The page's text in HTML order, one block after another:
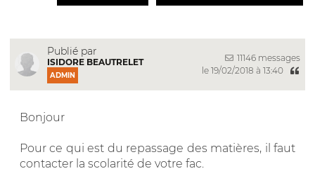
Publié par
ISIDORE BEAUTRELET
ADMIN
11146 messages
le 19/02/2018 à 13:40
Bonjour
Pour ce qui est du repassage des matières, il faut
contacter la scolarité de votre fac.